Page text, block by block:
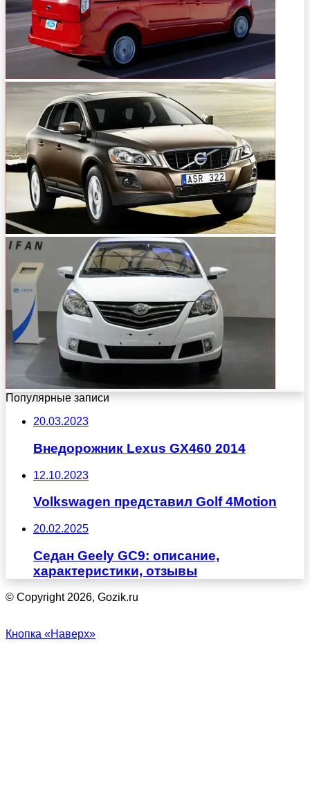
Популярные записи
20.03.2023
Внедорожник Lexus GX460 2014
12.10.2023
Volkswagen представил Golf 4Motion
20.02.2025
Седан Geely GC9: описание,
характеристики, отзывы
© Copyright 2026, Gozik.ru
Кнопка «Наверх»